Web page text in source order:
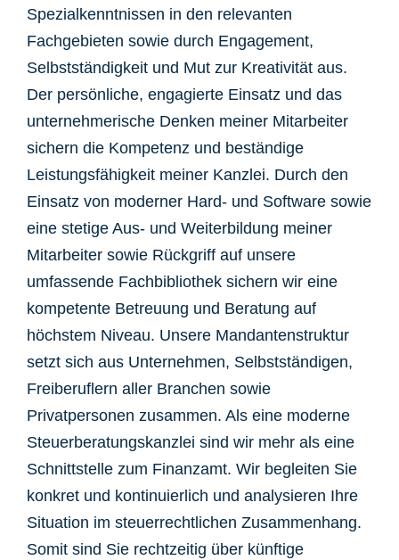
Spezialkenntnissen in den relevanten
Fachgebieten sowie durch Engagement,
Selbstständigkeit und Mut zur Kreativität aus.
Der persönliche, engagierte Einsatz und das
unternehmerische Denken meiner Mitarbeiter
sichern die Kompetenz und beständige
Leistungsfähigkeit meiner Kanzlei. Durch den
Einsatz von moderner Hard- und Software sowie
eine stetige Aus- und Weiterbildung meiner
Mitarbeiter sowie Rückgriff auf unsere
umfassende Fachbibliothek sichern wir eine
kompetente Betreuung und Beratung auf
höchstem Niveau. Unsere Mandantenstruktur
setzt sich aus Unternehmen, Selbstständigen,
Freiberuflern aller Branchen sowie
Privatpersonen zusammen. Als eine moderne
Steuerberatungskanzlei sind wir mehr als eine
Schnittstelle zum Finanzamt. Wir begleiten Sie
konkret und kontinuierlich und analysieren Ihre
Situation im steuerrechtlichen Zusammenhang.
Somit sind Sie rechtzeitig über künftige